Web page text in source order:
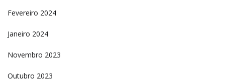
Fevereiro 2024
Janeiro 2024
Novembro 2023
Outubro 2023